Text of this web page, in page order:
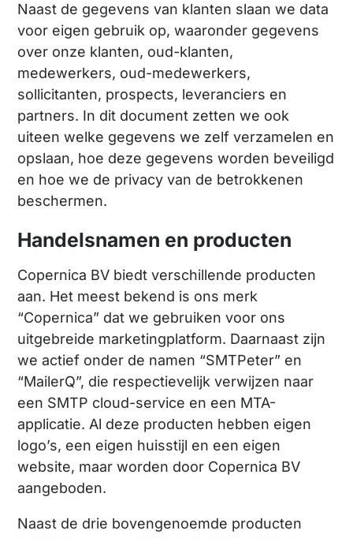
Naast de gegevens van klanten slaan we data
voor eigen gebruik op, waaronder gegevens
over onze klanten, oud-klanten,
medewerkers, oud-medewerkers,
sollicitanten, prospects, leveranciers en
partners. In dit document zetten we ook
uiteen welke gegevens we zelf verzamelen en
opslaan, hoe deze gegevens worden beveiligd
en hoe we de privacy van de betrokkenen
beschermen.
Handelsnamen en producten
Copernica BV biedt verschillende producten
aan. Het meest bekend is ons merk
“Copernica” dat we gebruiken voor ons
uitgebreide marketingplatform. Daarnaast zijn
we actief onder de namen “SMTPeter” en
“MailerQ”, die respectievelijk verwijzen naar
een SMTP cloud-service en een MTA-
applicatie. Al deze producten hebben eigen
logo’s, een eigen huisstijl en een eigen
website, maar worden door Copernica BV
aangeboden.
Naast de drie bovengenoemde producten